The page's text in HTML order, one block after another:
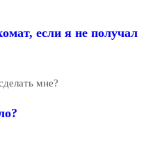
если я не получал
мне?